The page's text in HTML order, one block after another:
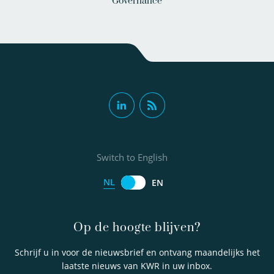
Op de hoogte blijven?
Schrijf u in voor de nieuwsbrief en ontvang maandelijks het
laatste nieuws van KWR in uw inbox.
Switch to English
NL EN